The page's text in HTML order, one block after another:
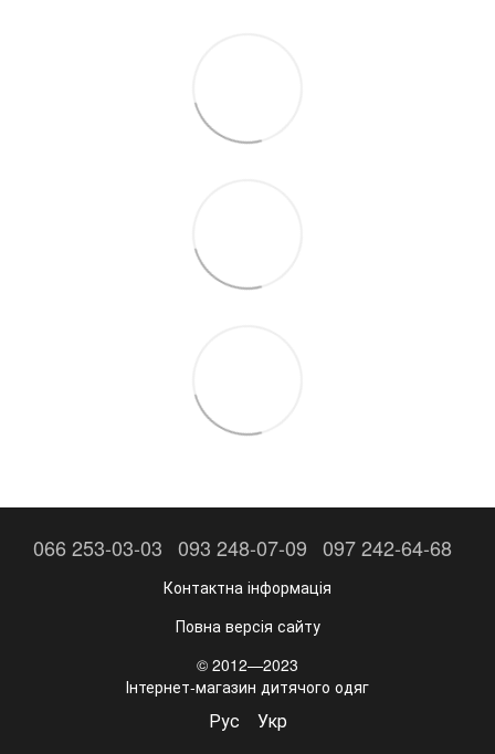
066 253-03-03 093 248-07-09 097 242-64-68
Контактна інформація
Повна версія сайту
© 2012—2023
Інтернет-магазин дитячого одяг
Рус Укр